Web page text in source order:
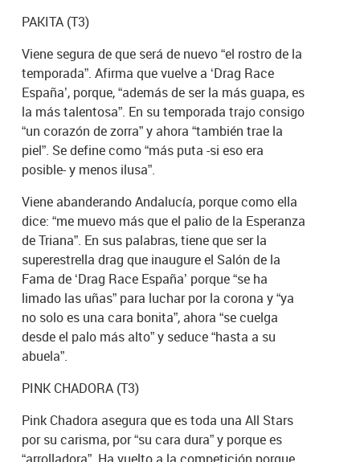
PAKITA (T3)
Viene segura de que será de nuevo “el rostro de la
temporada”. Afirma que vuelve a ‘Drag Race
España’, porque, “además de ser la más guapa, es
la más talentosa”. En su temporada trajo consigo
“un corazón de zorra” y ahora “también trae la
piel”. Se define como “más puta -si eso era
posible- y menos ilusa”.
Viene abanderando Andalucía, porque como ella
dice: “me muevo más que el palio de la Esperanza
de Triana”. En sus palabras, tiene que ser la
superestrella drag que inaugure el Salón de la
Fama de ‘Drag Race España’ porque “se ha
limado las uñas” para luchar por la corona y “ya
no solo es una cara bonita”, ahora “se cuelga
desde el palo más alto” y seduce “hasta a su
abuela”.
PINK CHADORA (T3)
Pink Chadora asegura que es toda una All Stars
por su carisma, por “su cara dura” y porque es